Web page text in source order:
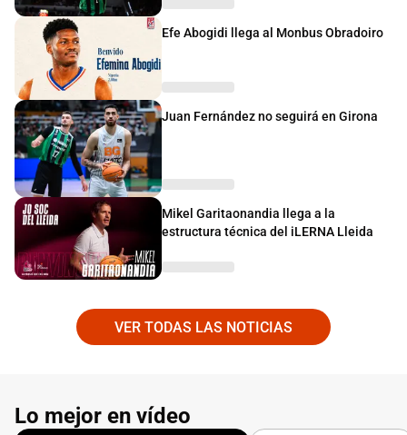
Efe Abogidi llega al Monbus Obradoiro
Juan Fernández no seguirá en Girona
Mikel Garitaonandia llega a la
estructura técnica del iLERNA Lleida
VER TODAS LAS NOTICIAS
Lo mejor en vídeo